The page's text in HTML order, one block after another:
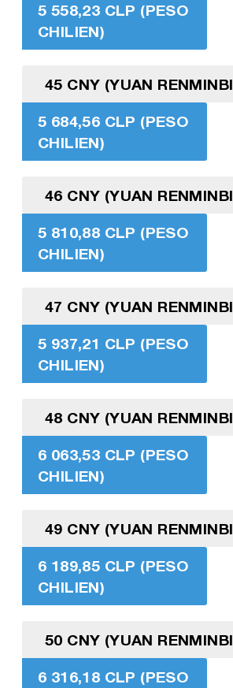
5 558,23 CLP (PESO
CHILIEN)
45 CNY (YUAN
5 684,56 CLP (PESO
CHILIEN)
46 CNY (YUAN
5 810,88 CLP (PESO
CHILIEN)
47 CNY (YUAN
5 937,21 CLP (PESO
CHILIEN)
48 CNY (YUAN
6 063,53 CLP (PESO
CHILIEN)
49 CNY (YUAN
6 189,85 CLP (PESO
CHILIEN)
50 CNY (YUAN
6 316,18 CLP (PESO